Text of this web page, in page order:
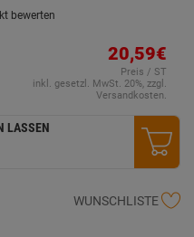
bewerten
20,59€
Preis / ST
inkl. gesetzl. MwSt. 20%, zzgl.
Versandkosten.
LASSEN
WUNSCHLISTE